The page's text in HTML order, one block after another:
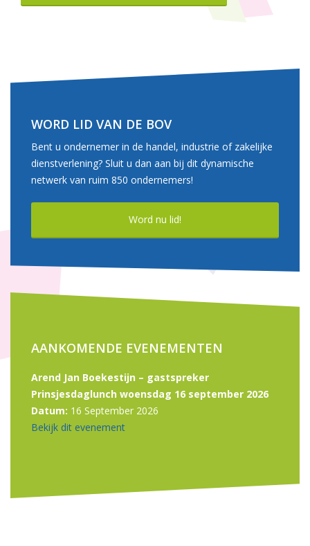
WORD LID VAN DE BOV
Bent u ondernemer in de handel, industrie of zakelijke
dienstverlening? Sluit u dan aan bij dit dynamische
netwerk van ruim 850 ondernemers!
Word nu lid!
AANKOMENDE EVENEMENTEN
Arend Jan Boekestijn – gastspreker
Prinsjesdaglunch woensdag 16 september 2026
Datum: 16 September 2026
Bekijk dit evenement